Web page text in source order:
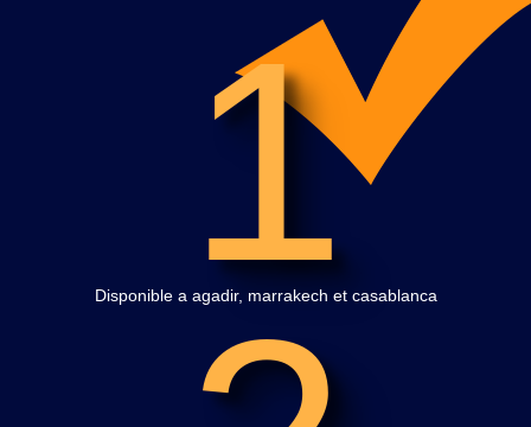
1
Disponible a agadir, marrakech et casablanca